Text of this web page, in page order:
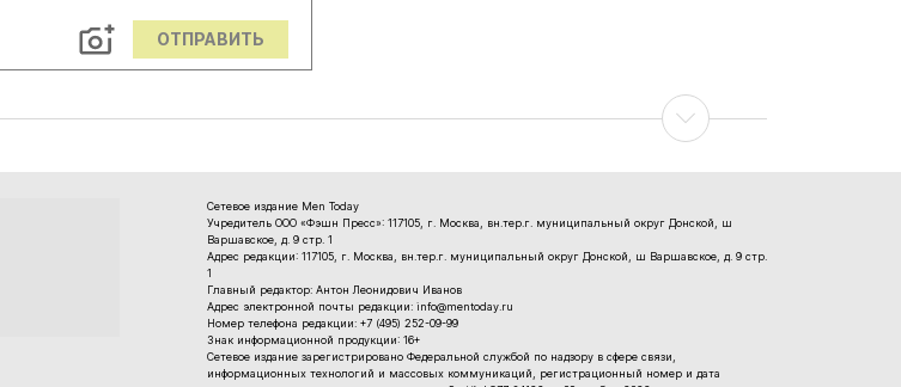
ОТПРАВИТЬ
Сетевое издание Men Today
Учредитель ООО «Фэшн Пресс»: 117105, г. Москва, вн.тер.г. муниципальный округ Донской, ш
Варшавское, д. 9 стр. 1
Адрес редакции: 117105, г. Москва, вн.тер.г. муниципальный округ Донской, ш Варшавское, д. 9 стр.
1
Главный редактор: Антон Леонидович Иванов
Адрес электронной почты редакции: info@mentoday.ru
Номер телефона редакции: +7 (495) 252-09-99
Знак информационной продукции: 16+
Cетевое издание зарегистрировано Федеральной службой по надзору в сфере связи,
информационных технологий и массовых коммуникаций, регистрационный номер и дата